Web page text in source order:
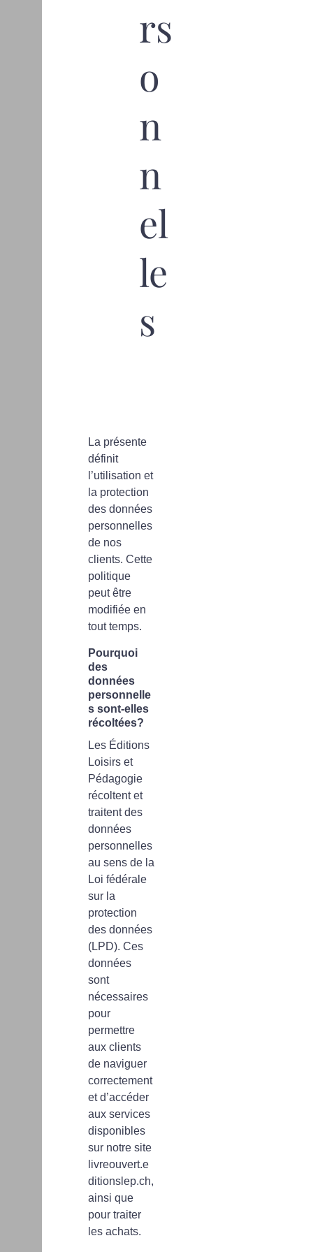
rs
o
n
n
el
le
s
La présente
définit
l’utilisation et
la protection
des données
personnelles
de nos
clients. Cette
politique
peut être
modifiée en
tout temps.
Pourquoi
des
données
personnelle
s sont-elles
récoltées?
Les Éditions
Loisirs et
Pédagogie
récoltent et
traitent des
données
personnelles
au sens de la
Loi fédérale
sur la
protection
des données
(LPD). Ces
données
sont
nécessaires
pour
permettre
aux clients
de naviguer
correctement
et d’accéder
aux services
disponibles
sur notre site
livreouvert.e
ditionslep.ch,
ainsi que
pour traiter
les achats.